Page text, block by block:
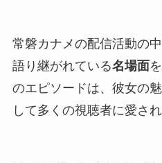
常磐カナメの配信活動の
語り継がれている名場面
のエピソードは、彼女の
して多くの視聴者に愛され